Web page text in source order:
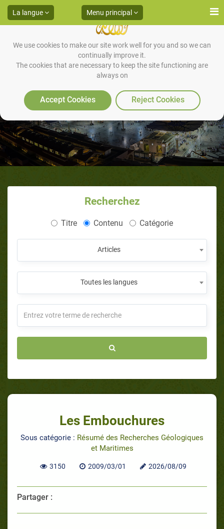
We use cookies to make our site work well for you and so we can
continually improve it.
The cookies that are necessary to keep the site functioning are
always on
Accept Cookies Reject Cookies
La langue Menu principal
Les Embouchures
Recherchez
Titre Contenu Catégorie
Articles
Toutes les langues
Les Embouchures
Sous catégorie : Résumé des Recherches Géologiques
et Maritimes
3150 2009/03/01 2026/08/09
Partager :